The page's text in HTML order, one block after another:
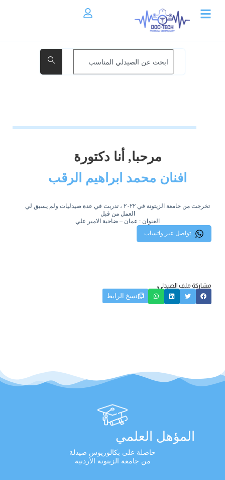
مرحبا, أنا دكتورة
افنان محمد ابراهيم الرقب
تخرجت من جامعة الزيتونة في ٢٠٢٢ ، تدربت في عدة صيدليات ولم يسبق لي
العمل من قبل
العنوان : عمان – ضاحية الامير علي
تواصل عبر واتساب
مشاركة ملف الصيدلي:
نسخ الرابط
المؤهل العلمي
حاصلة على بكالوريوس صيدلة
من جامعة الزيتونة الأردنية